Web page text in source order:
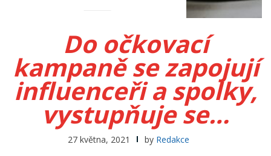
Do očkovací
kampaně se zapojují
influenceři a spolky,
vystupňuje se…
27 května, 2021 by Redakce